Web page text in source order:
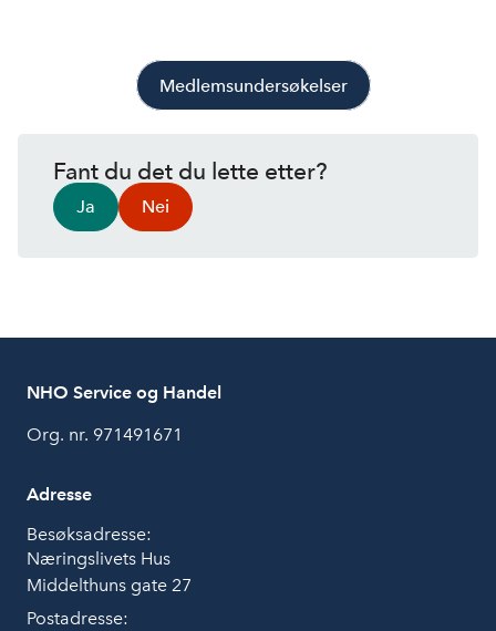
Medlemsundersøkelser
Fant du det du lette etter?
Ja Nei
NHO Service og Handel
Org. nr. 971491671
Adresse
Besøksadresse:
Næringslivets Hus
Middelthuns gate 27
Postadresse: